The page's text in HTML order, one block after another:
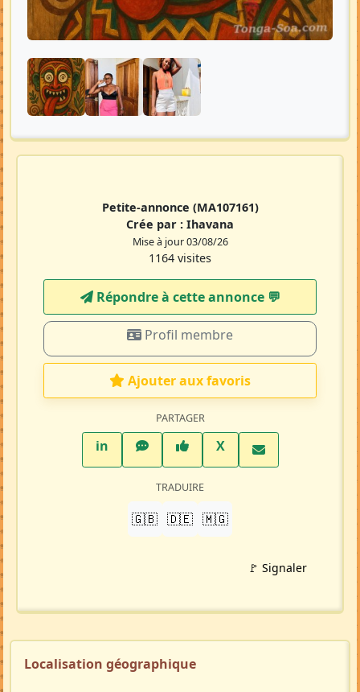
Petite-annonce (MA107161)
Crée par : Ihavana
Mise à jour 03/08/26
1164 visites
Répondre à cette annonce 💬​
Profil membre
Ajouter aux favoris
PARTAGER
inLinkedInWhatsAppFacebook
XTwitter X
TRADUIRE
🇬🇧 🇩🇪 🇲🇬
🚩 Signaler
Localisation géographique